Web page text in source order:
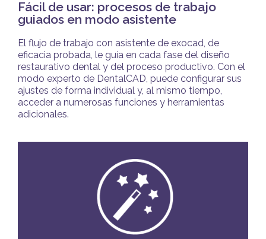
Fácil de usar: procesos de trabajo
guiados en modo asistente
El flujo de trabajo con asistente de exocad, de
eficacia probada, le guía en cada fase del diseño
restaurativo dental y del proceso productivo. Con el
modo experto de DentalCAD, puede configurar sus
ajustes de forma individual y, al mismo tiempo,
acceder a numerosas funciones y herramientas
adicionales.